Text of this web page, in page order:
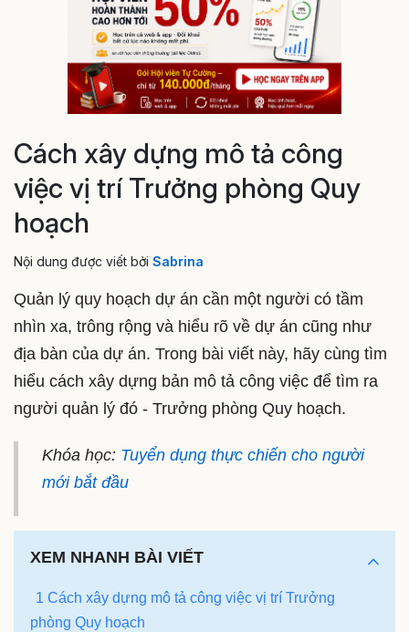
Cách xây dựng mô tả công
việc vị trí Trưởng phòng Quy
hoạch
Nội dung được viết bởi Sabrina
Quản lý quy hoạch dự án cần một người có tầm
nhìn xa, trông rộng và hiểu rõ về dự án cũng như
địa bàn của dự án. Trong bài viết này, hãy cùng tìm
hiểu cách xây dựng bản mô tả công việc để tìm ra
người quản lý đó - Trưởng phòng Quy hoạch.
Khóa học: Tuyển dụng thực chiến cho người
mới bắt đầu
XEM NHANH BÀI VIẾT
1 Cách xây dựng mô tả công việc vị trí Trưởng
phòng Quy hoạch